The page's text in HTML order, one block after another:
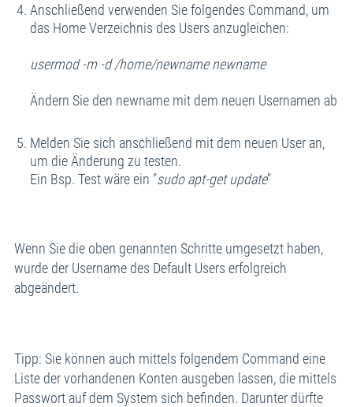
Anschließend verwenden Sie folgendes Command, um
das Home Verzeichnis des Users anzugleichen:
usermod -m -d /home/newname newname
Ändern Sie den newname mit dem neuen Usernamen ab
Melden Sie sich anschließend mit dem neuen User an,
um die Änderung zu testen.
Ein Bsp. Test wäre ein "sudo apt-get update"
Wenn Sie die oben genannten Schritte umgesetzt haben,
wurde der Username des Default Users erfolgreich
abgeändert.
Tipp: Sie können auch mittels folgendem Command eine
Liste der vorhandenen Konten ausgeben lassen, die mittels
Passwort auf dem System sich befinden. Darunter dürfte